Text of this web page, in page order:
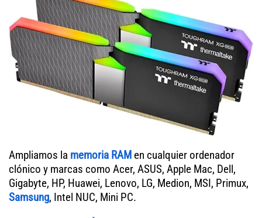
Ampliamos la memoria RAM en cualquier ordenador
clónico y marcas como Acer, ASUS, Apple Mac, Dell,
Gigabyte, HP, Huawei, Lenovo, LG, Medion, MSI, Primux,
Samsung, Intel NUC, Mini PC.